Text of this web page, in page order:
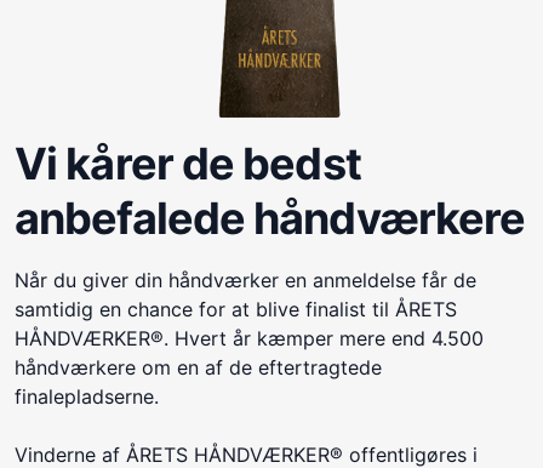
Vi kårer de bedst
anbefalede håndværkere
Når du giver din håndværker en anmeldelse får de
samtidig en chance for at blive finalist til ÅRETS
HÅNDVÆRKER®. Hvert år kæmper mere end 4.500
håndværkere om en af de eftertragtede
finalepladserne.
Vinderne af ÅRETS HÅNDVÆRKER® offentligøres i